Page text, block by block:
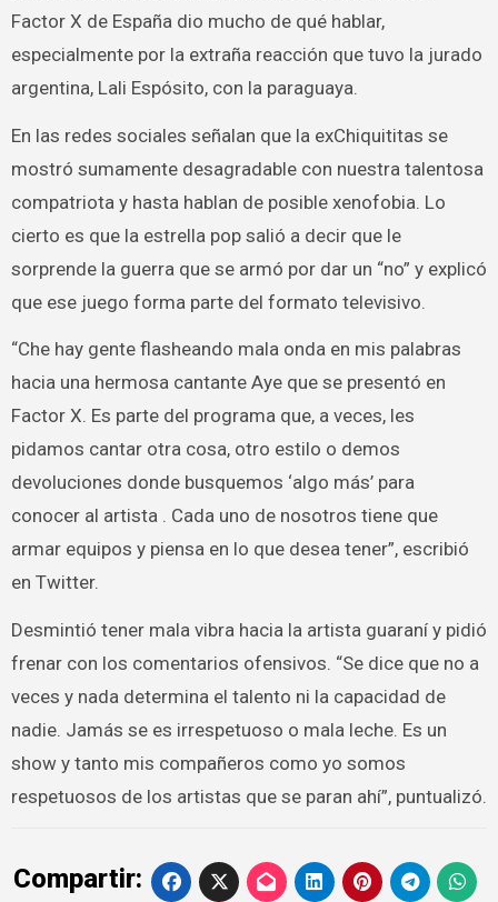
Factor X de España dio mucho de qué hablar,
especialmente por la extraña reacción que tuvo la jurado
argentina, Lali Espósito, con la paraguaya.
En las redes sociales señalan que la exChiquititas se
mostró sumamente desagradable con nuestra talentosa
compatriota y hasta hablan de posible xenofobia. Lo
cierto es que la estrella pop salió a decir que le
sorprende la guerra que se armó por dar un “no” y explicó
que ese juego forma parte del formato televisivo.
“Che hay gente flasheando mala onda en mis palabras
hacia una hermosa cantante Aye que se presentó en
Factor X. Es parte del programa que, a veces, les
pidamos cantar otra cosa, otro estilo o demos
devoluciones donde busquemos ‘algo más’ para
conocer al artista . Cada uno de nosotros tiene que
armar equipos y piensa en lo que desea tener”, escribió
en Twitter.
Desmintió tener mala vibra hacia la artista guaraní y pidió
frenar con los comentarios ofensivos. “Se dice que no a
veces y nada determina el talento ni la capacidad de
nadie. Jamás se es irrespetuoso o mala leche. Es un
show y tanto mis compañeros como yo somos
respetuosos de los artistas que se paran ahí”, puntualizó.
Compartir: